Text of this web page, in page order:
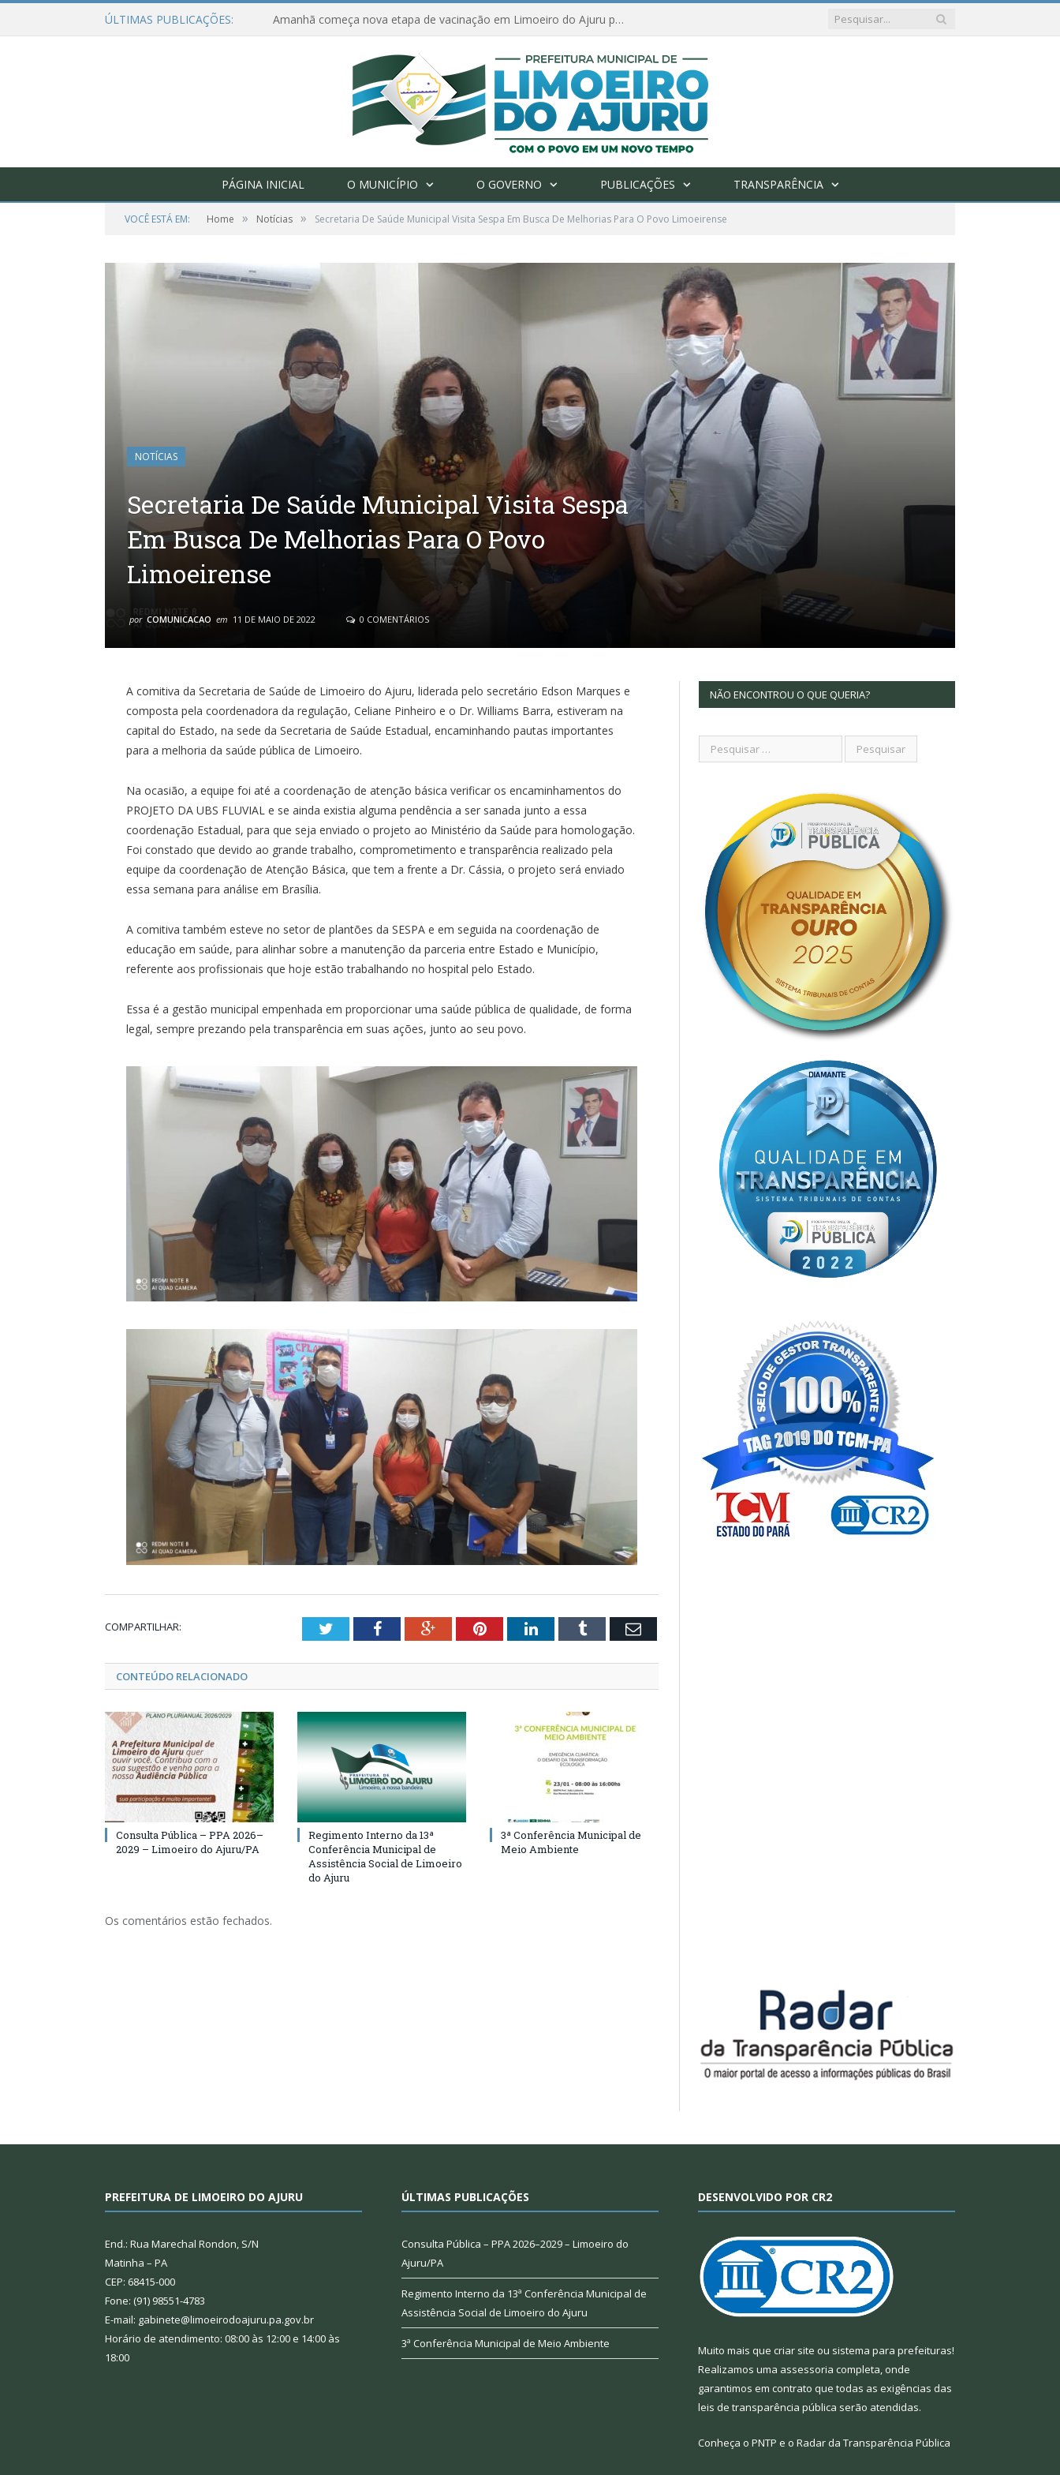
ÚLTIMAS PUBLICAÇÕES: Amanhã começa nova etapa de vacinação em Limoeiro do Ajuru para idosos com 65 ou mais
PÁGINA INICIAL O MUNICÍPIO O GOVERNO PUBLICAÇÕES TRANSPARÊNCIA
VOCÊ ESTÁ EM: Home » Notícias » Secretaria De Saúde Municipal Visita Sespa Em Busca De Melhorias Para O Povo Limoeirense
NOTÍCIAS
Secretaria De Saúde Municipal Visita Sespa
Em Busca De Melhorias Para O Povo
Limoeirense
por COMUNICACAO em 11 DE MAIO DE 2022 0 COMENTÁRIOS
A comitiva da Secretaria de Saúde de Limoeiro do Ajuru, liderada pelo secretário Edson Marques e
composta pela coordenadora da regulação, Celiane Pinheiro e o Dr. Williams Barra, estiveram na
capital do Estado, na sede da Secretaria de Saúde Estadual, encaminhando pautas importantes
para a melhoria da saúde pública de Limoeiro.
Na ocasião, a equipe foi até a coordenação de atenção básica verificar os encaminhamentos do
PROJETO DA UBS FLUVIAL e se ainda existia alguma pendência a ser sanada junto a essa
coordenação Estadual, para que seja enviado o projeto ao Ministério da Saúde para homologação.
Foi constado que devido ao grande trabalho, comprometimento e transparência realizado pela
equipe da coordenação de Atenção Básica, que tem a frente a Dr. Cássia, o projeto será enviado
essa semana para análise em Brasília.
A comitiva também esteve no setor de plantões da SESPA e em seguida na coordenação de
educação em saúde, para alinhar sobre a manutenção da parceria entre Estado e Município,
referente aos profissionais que hoje estão trabalhando no hospital pelo Estado.
Essa é a gestão municipal empenhada em proporcionar uma saúde pública de qualidade, de forma
legal, sempre prezando pela transparência em suas ações, junto ao seu povo.
COMPARTILHAR: TwitterFacebookGoogle+PinterestLinkedInTumblr Email
CONTEÚDO RELACIONADO
Consulta Pública – PPA 2026–
2029 – Limoeiro do Ajuru/PA
Regimento Interno da 13ª
Conferência Municipal de
Assistência Social de Limoeiro
do Ajuru
3ª Conferência Municipal de
Meio Ambiente
Os comentários estão fechados.
NÃO ENCONTROU O QUE QUERIA?
PREFEITURA DE LIMOEIRO DO AJURU
End.: Rua Marechal Rondon, S/N
Matinha – PA
CEP: 68415-000
Fone: (91) 98551-4783
E-mail: gabinete@limoeirodoajuru.pa.gov.br
Horário de atendimento: 08:00 às 12:00 e 14:00 às
18:00
ÚLTIMAS PUBLICAÇÕES
Consulta Pública – PPA 2026–2029 – Limoeiro do
Ajuru/PA
Regimento Interno da 13ª Conferência Municipal de
Assistência Social de Limoeiro do Ajuru
3ª Conferência Municipal de Meio Ambiente
DESENVOLVIDO POR CR2
Muito mais que criar site ou sistema para prefeituras!
Realizamos uma assessoria completa, onde
garantimos em contrato que todas as exigências das
leis de transparência pública serão atendidas.
Conheça o PNTP e o Radar da Transparência Pública